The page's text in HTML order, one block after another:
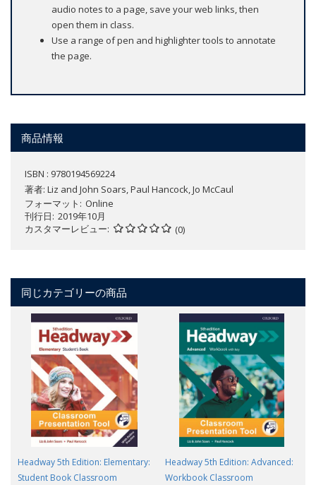
audio notes to a page, save your web links, then
open them in class.
Use a range of pen and highlighter tools to annotate
the page.
商品情報
ISBN : 9780194569224
著者: Liz and John Soars, Paul Hancock, Jo McCaul
フォーマット
Online
刊行日 2019年10月
カスタマーレビュー
(0)
同じカテゴリーの商品
Headway 5th Edition: Elementary:
Student Book Classroom
Headway 5th Edition: Advanced:
Workbook Classroom